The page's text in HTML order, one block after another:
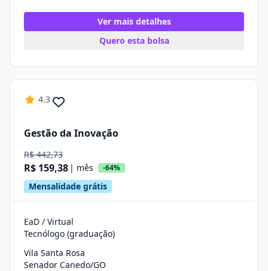
Ver mais detalhes
Quero esta bolsa
4.3
Gestão da Inovação
R$ 442,73
R$ 159,38 | mês -64%
Mensalidade grátis
EaD / Virtual
Tecnólogo (graduação)
Vila Santa Rosa
Senador Canedo/GO